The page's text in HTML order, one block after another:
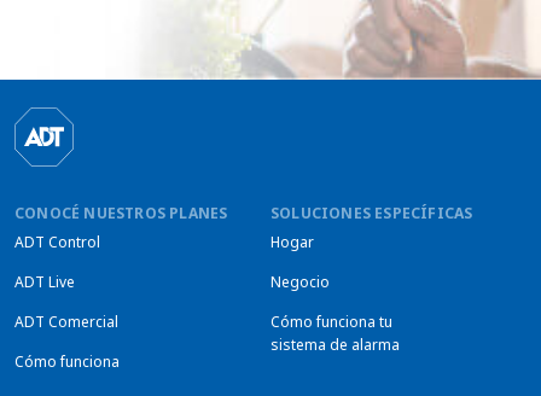
CONOCÉ NUESTROS PLANES
ADT Control
ADT Live
ADT Comercial
Cómo funciona
SOLUCIONES ESPECÍFICAS
Hogar
Negocio
Cómo funciona tu
sistema de alarma